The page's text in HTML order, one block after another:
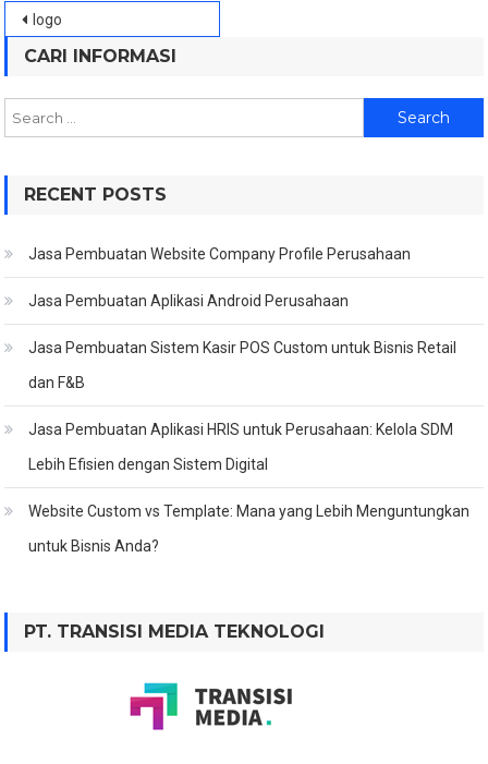
Post
navigation
logo
CARI INFORMASI
Search
for:
RECENT POSTS
Jasa Pembuatan Website Company Profile Perusahaan
Jasa Pembuatan Aplikasi Android Perusahaan
Jasa Pembuatan Sistem Kasir POS Custom untuk Bisnis Retail
dan F&B
Jasa Pembuatan Aplikasi HRIS untuk Perusahaan: Kelola SDM
Lebih Efisien dengan Sistem Digital
Website Custom vs Template: Mana yang Lebih Menguntungkan
untuk Bisnis Anda?
PT. TRANSISI MEDIA TEKNOLOGI